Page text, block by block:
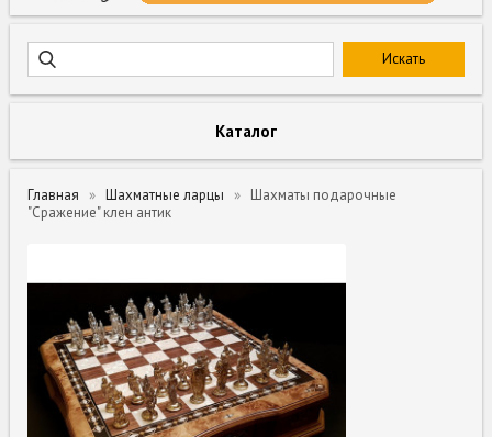
Каталог
Главная Шахматные ларцы
Шахматы подарочные
"Сражение" клен антик